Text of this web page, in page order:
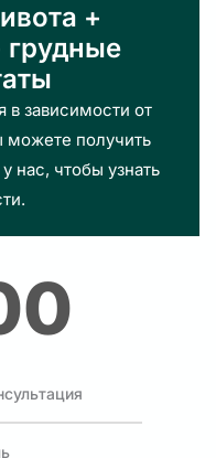
+
грудные
в зависимости от
можете получить
нас, чтобы узнать